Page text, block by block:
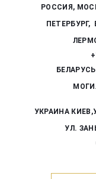
РОССИЯ,
ПЕТЕРБУРГ,
БЕЛАРУСЬ
УКРАИНА
УЛ.